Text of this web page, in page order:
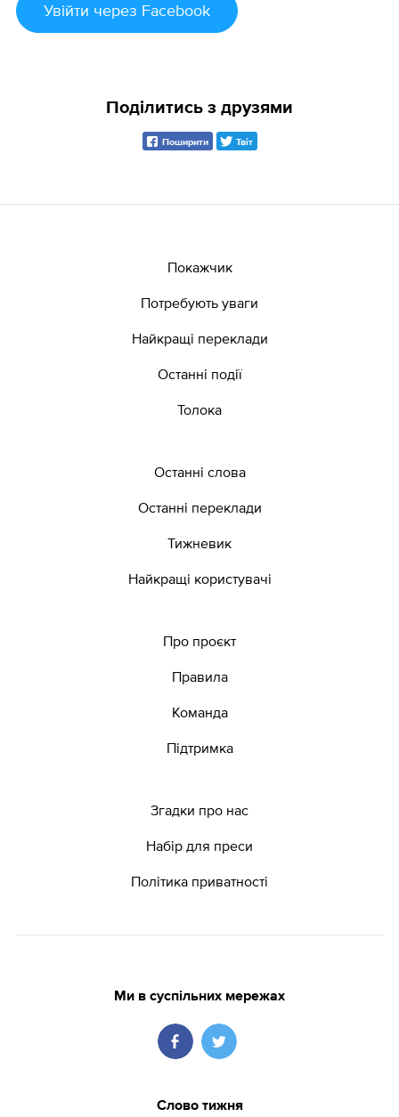
Увійти через Facebook
Поділитись з друзями
Поширити Твіт
Покажчик
Потребують уваги
Найкращі переклади
Останні події
Толока
Останні слова
Останні переклади
Тижневик
Найкращі користувачі
Про проєкт
Правила
Команда
Підтримка
Згадки про нас
Набір для преси
Політика приватності
Ми в суспільних мережах
Слово тижня